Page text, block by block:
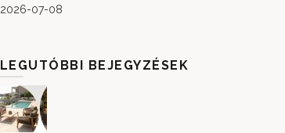
2026-07-08
LEGUTÓBBI BEJEGYZÉSEK